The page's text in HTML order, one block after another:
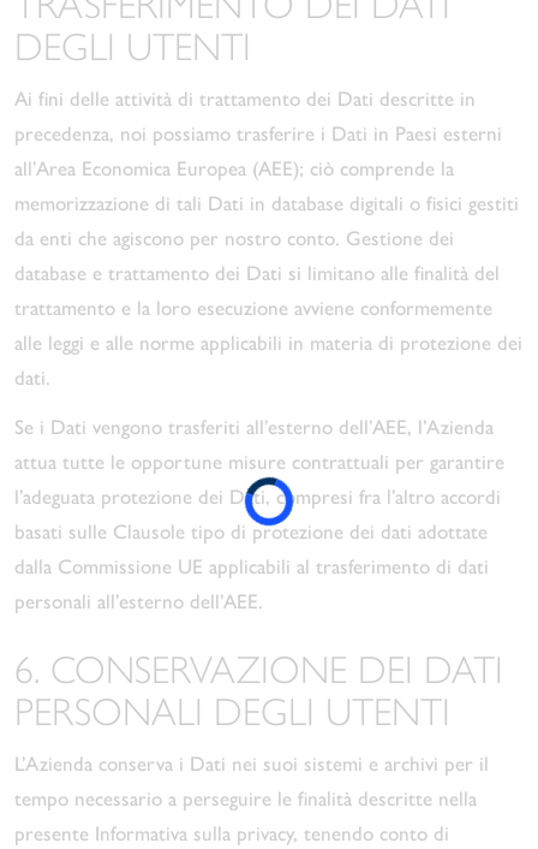
DEGLI UTENTI
Ai fini delle attività di trattamento dei Dati descritte in
precedenza, noi possiamo trasferire i Dati in Paesi esterni
all’Area Economica Europea (AEE); ciò comprende la
memorizzazione di tali Dati in database digitali o fisici gestiti
da enti che agiscono per nostro conto. Gestione dei
database e trattamento dei Dati si limitano alle finalità del
trattamento e la loro esecuzione avviene conformemente
alle leggi e alle norme applicabili in materia di protezione dei
dati.
Se i Dati vengono trasferiti all’esterno dell’AEE, l’Azienda
attua tutte le opportune misure contrattuali per garantire
l’adeguata protezione dei Dati, compresi fra l’altro accordi
basati sulle Clausole tipo di protezione dei dati adottate
dalla Commissione UE applicabili al trasferimento di dati
personali all’esterno dell’AEE.
6. CONSERVAZIONE DEI DATI
PERSONALI DEGLI UTENTI
L’Azienda conserva i Dati nei suoi sistemi e archivi per il
tempo necessario a perseguire le finalità descritte nella
presente Informativa sulla privacy, tenendo conto di